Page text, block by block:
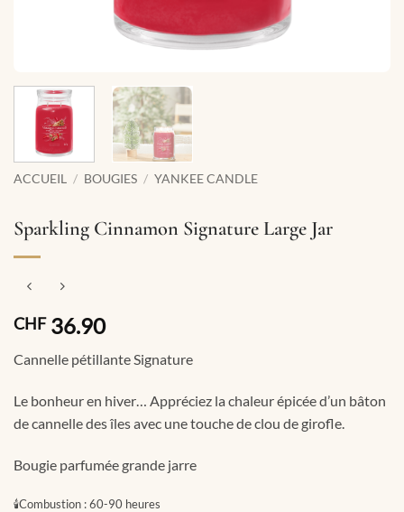
ACCUEIL / BOUGIES / YANKEE CANDLE
Sparkling Cinnamon Signature Large Jar
CHF36.90
Cannelle pétillante Signature
Le bonheur en hiver… Appréciez la chaleur épicée d’un bâton
de cannelle des îles avec une touche de clou de girofle.
Bougie parfumée grande jarre
🕯Combustion :60-90 heures